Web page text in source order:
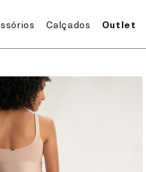
Calçados Outlet